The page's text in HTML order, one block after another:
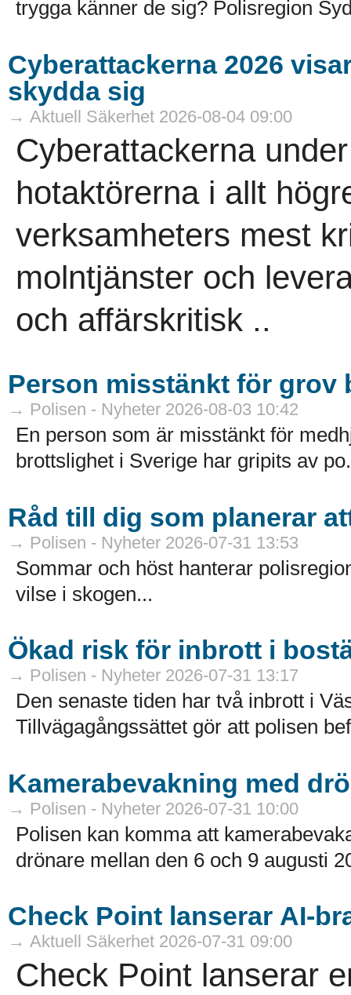
trygga känner de sig? Polisregion
Cyberattackerna 2026
skydda sig
→ Aktuell Säkerhet 2026-08-04 09:00
Cyberattackerna
hotaktörerna i allt
verksamheters mest
molntjänster och
och affärskritisk ..
Person misstänkt för grov
→ Polisen - Nyheter 2026-08-03 10:42
En person som är misstänkt för
brottslighet i Sverige har gripits av
Råd till dig som planerar
→ Polisen - Nyheter 2026-07-31 13:53
Sommar och höst hanterar
vilse i skogen...
Ökad risk för inbrott i
→ Polisen - Nyheter 2026-07-31 13:17
Den senaste tiden har två inbrott i
Tillvägagångssättet gör att polisen
Kamerabevakning med
→ Polisen - Nyheter 2026-07-31 10:00
Polisen kan komma att
drönare mellan den 6 och 9 augusti
Check Point lanserar AI-
→ Aktuell Säkerhet 2026-07-31 09:00
Check Point lanserar